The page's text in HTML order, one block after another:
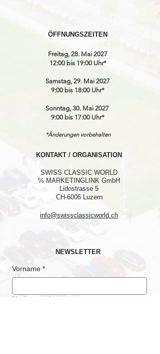
ÖFFNUNGSZEITEN
Freitag, 28. Mai 2027
12:00 bis 19:00 Uhr*
Samstag, 29. Mai 2027
9:00 bis 18:00 Uhr*
Sonntag, 30. Mai 2027
9:00 bis 17:00 Uhr*
*Änderungen vorbehalten
KONTAKT / ORGANISATION
SWISS CLASSIC WORLD
℅ MARKETINGLINK GmbH
Lidostrasse 5
CH-6006 Luzern
info@swissclassicworld.ch
NEWSLETTER
Vorname *
Nachname *